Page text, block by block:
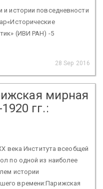
и истории повседневности
(ИВИ РАН) -5
28 Sep 2016
мирная
гг.:
века Института всеобщей
по одной из наиболее
истории
времени:Парижская